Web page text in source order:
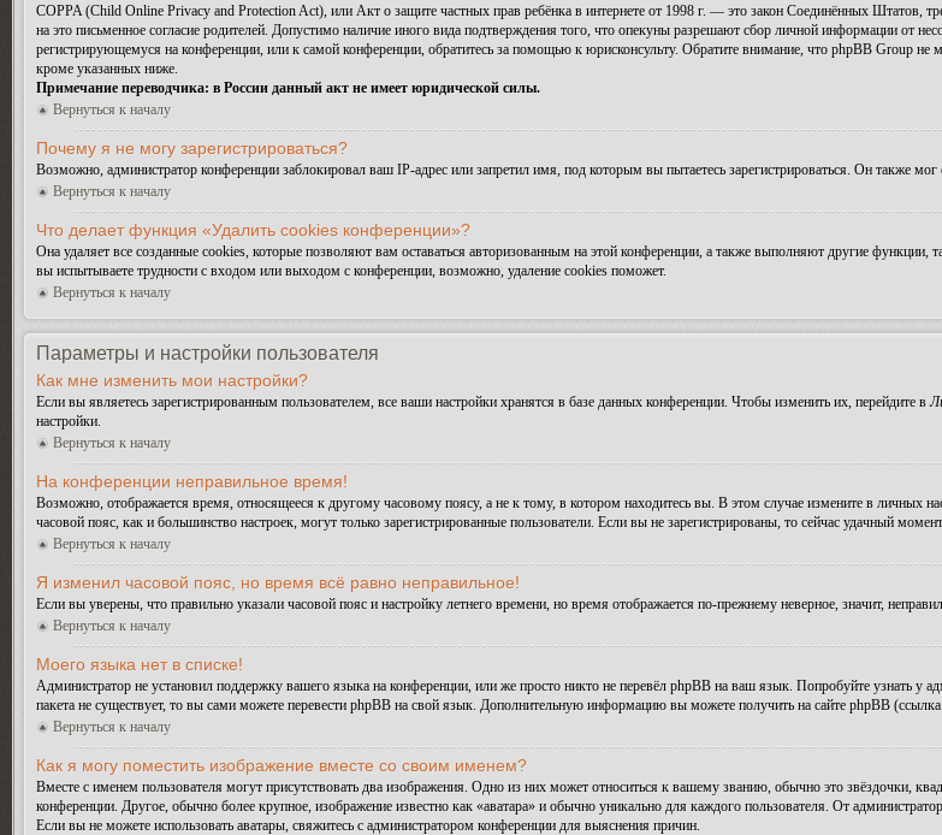
COPPA (Child Online Privacy and Protection Act), или Акт о защите частных прав ребёнка в интернете от 1998 г. — это закон Соединённых Штатов,
на это письменное согласие родителей. Допустимо наличие иного вида подтверждения того, что опекуны разрешают сбор личной информации от
регистрирующемуся на конференции, или к самой конференции, обратитесь за помощью к юрисконсульту. Обратите внимание, что phpBB Group
кроме указанных ниже.
Примечание переводчика: в России данный акт не имеет юридической силы.
Вернуться к началу
Почему я не могу зарегистрироваться?
Возможно, администратор конференции заблокировал ваш IP-адрес или запретил имя, под которым вы пытаетесь зарегистрироваться. Он также
Вернуться к началу
Что делает функция «Удалить cookies конференции»?
Она удаляет все созданные cookies, которые позволяют вам оставаться авторизованным на этой конференции, а также выполняют другие
вы испытываете трудности с входом или выходом с конференции, возможно, удаление cookies поможет.
Вернуться к началу
Параметры и настройки пользователя
Как мне изменить мои настройки?
Если вы являетесь зарегистрированным пользователем, все ваши настройки хранятся в базе данных конференции. Чтобы изменить их, перейдите в
настройки.
Вернуться к началу
На конференции неправильное время!
Возможно, отображается время, относящееся к другому часовому поясу, а не к тому, в котором находитесь вы. В этом случае измените в личных
часовой пояс, как и большинство настроек, могут только зарегистрированные пользователи. Если вы не зарегистрированы, то сейчас удачный момент
Вернуться к началу
Я изменил часовой пояс, но время всё равно неправильное!
Если вы уверены, что правильно указали часовой пояс и настройку летнего времени, но время отображается по-прежнему неверное, значит,
Вернуться к началу
Моего языка нет в списке!
Администратор не установил поддержку вашего языка на конференции, или же просто никто не перевёл phpBB на ваш язык. Попробуйте узнать у
пакета не существует, то вы сами можете перевести phpBB на свой язык. Дополнительную информацию вы можете получить на сайте phpBB
Вернуться к началу
Как я могу поместить изображение вместе со своим именем?
Вместе с именем пользователя могут присутствовать два изображения. Одно из них может относиться к вашему званию, обычно это звёздочки,
конференции. Другое, обычно более крупное, изображение известно как «аватара» и обычно уникально для каждого пользователя. От
Если вы не можете использовать аватары, свяжитесь с администратором конференции для выяснения причин.